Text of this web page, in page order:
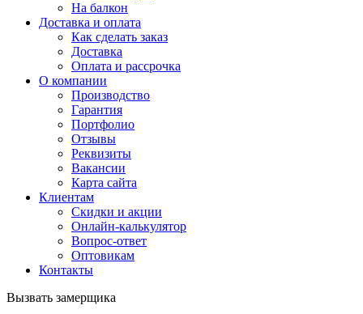
На балкон
Доставка и оплата
Как сделать заказ
Доставка
Оплата и рассрочка
О компании
Производство
Гарантия
Портфолио
Отзывы
Реквизиты
Вакансии
Карта сайта
Клиентам
Скидки и акции
Онлайн-калькулятор
Вопрос-ответ
Оптовикам
Контакты
Вызвать замерщика